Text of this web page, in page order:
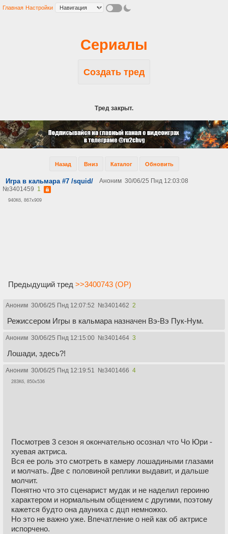
Главная Настройки
Сериалы
Создать тред
Тред закрыт.
Назад Вниз Каталог Обновить
Игра в кальмара #7 /squid/ Аноним 30/06/25 Пнд 12:03:08
№3401459 1
940Кб, 867x909
Предыдущий тред >>3400743 (OP)
Аноним 30/06/25 Пнд 12:07:52 №3401462 2
Режиссером Игры в кальмара назначен Вэ-Вэ Пук-Нум.
Аноним 30/06/25 Пнд 12:15:00 №3401464 3
Лошади, здесь?!
Аноним 30/06/25 Пнд 12:19:51 №3401466 4
283Кб, 850x536
Посмотрев 3 сезон я окончательно осознал что Чо Юри -
хуевая актриса.
Вся ее роль это смотреть в камеру лошадиными глазами
и молчать. Две с половиной реплики выдавит, и дальше
молчит.
Понятно что это сценарист мудак и не наделил героиню
характером и нормальным общением с другими, поэтому
кажется будто она дауниха с дцп немножко.
Но это не важно уже. Впечатление о ней как об актрисе
испорчено.